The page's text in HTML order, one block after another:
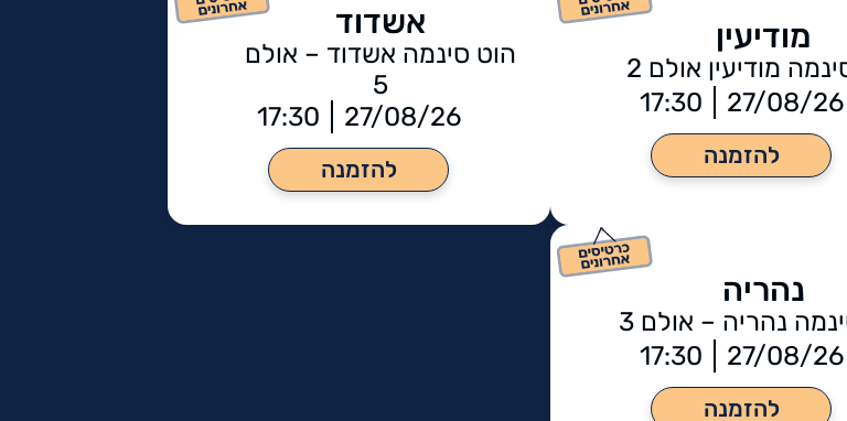
מודיעין
מודיעין אולם 2
27/08/26
17:30
להזמנה
אשדוד
הוט סינמה אשדוד – אולם
5
27/08/26
17:30
להזמנה
נהריה
נהריה – אולם 3
27/08/26
17:30
להזמנה